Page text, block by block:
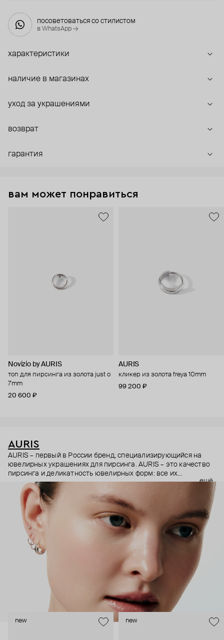
посоветоваться со стилистом
в WhatsApp →
характеристики
наличие в магазинах
уход за украшениями
возврат
гарантия
вам может понравиться
Novizio by AURIS
топ для пирсинга из золота just o
7mm
20 600 ₽
AURIS
кликер из золота freya 10mm
99 200 ₽
AURIS
AURIS – первый в России бренд, специализирующийся на
ювелирных украшениях для пирсинга. AURIS – это качество
пирсинга и деликатность ювелирных форм: все их
украшения ручной работы. В процессе создания участвуют
как профессиональные пирсеры (они отвечают за
безопасность и эргономичность пирсинга), так и ювелирные
стилисты (благодаря им дизайн соответствует трендам, а
украшения легко сочетаются между собой).
Украшения AURIS – для тех, кто открыто выражает себя, но
делает это интеллигентно и по-взрослому.
ещё
new new